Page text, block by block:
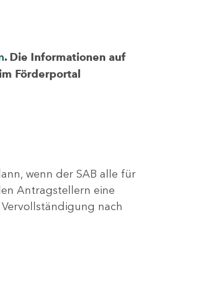
. Die Informationen auf
Förderportal
wenn der SAB alle für
Antragstellern eine
nach